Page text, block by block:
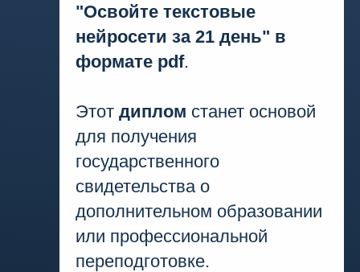
"Освойте текстовые
нейросети за 21 день" в
формате pdf.
Этот диплом станет основой
для получения
государственного
свидетельства о
дополнительном образовании
или профессиональной
переподготовке.